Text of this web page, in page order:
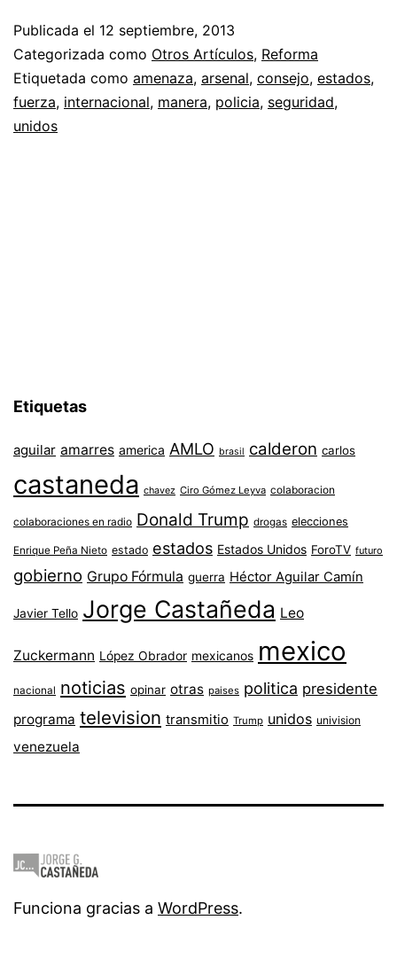
Publicada el 12 septiembre, 2013
Categorizada como Otros Artículos, Reforma
Etiquetada como amenaza, arsenal, consejo, estados,
fuerza, internacional, manera, policia, seguridad,
unidos
Etiquetas
aguilar amarres america AMLO brasil calderon carlos
castaneda chavez Ciro Gómez Leyva colaboracion
colaboraciones en radio Donald Trump drogas elecciones
Enrique Peña Nieto estado estados Estados Unidos ForoTV futuro
gobierno Grupo Fórmula guerra Héctor Aguilar Camín
Javier Tello Jorge Castañeda Leo
Zuckermann López Obrador mexicanos mexico
nacional noticias opinar otras paises politica presidente
programa television transmitio Trump unidos univision
venezuela
Funciona gracias a WordPress.